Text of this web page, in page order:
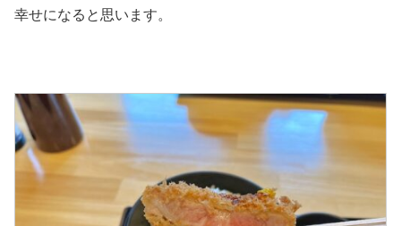
幸せになると思います。